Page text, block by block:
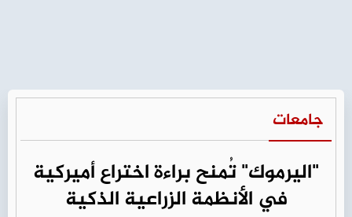
جامعات
"اليرموك" تُمنح براءة اختراع أميركية
في الأنظمة الزراعية الذكية